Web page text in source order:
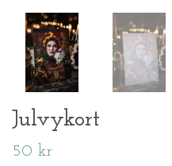
Julvykort
50 kr